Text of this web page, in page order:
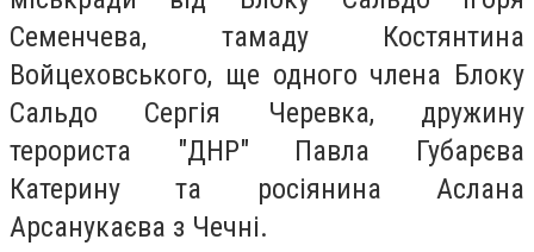
Семенчева, тамаду Костянтина
Войцеховського, ще одного члена Блоку
Сальдо Сергія Черевка, дружину
терориста "ДНР" Павла Губарєва
Катерину та росіянина Аслана
Арсанукаєва з Чечні.